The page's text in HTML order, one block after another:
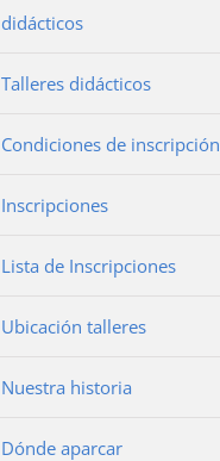
didácticos
Talleres didácticos
Condiciones de inscripción
Inscripciones
Lista de Inscripciones
Ubicación talleres
Nuestra historia
Dónde aparcar